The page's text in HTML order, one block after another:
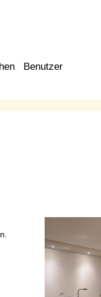
Benutzer